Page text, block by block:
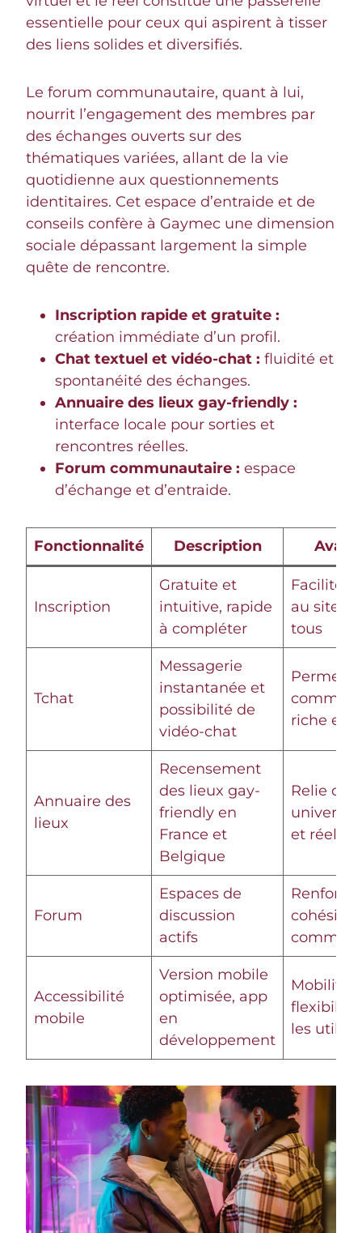
essentielle pour ceux qui aspirent à tisser
des liens solides et diversifiés.
Le forum communautaire, quant à lui,
nourrit l’engagement des membres par
des échanges ouverts sur des
thématiques variées, allant de la vie
quotidienne aux questionnements
identitaires. Cet espace d’entraide et de
conseils confère à Gaymec une dimension
sociale dépassant largement la simple
quête de rencontre.
Inscription rapide et gratuite :
création immédiate d’un profil.
Chat textuel et vidéo-chat : fluidité et
spontanéité des échanges.
Annuaire des lieux gay-friendly :
interface locale pour sorties et
rencontres réelles.
Forum communautaire : espace
d’échange et d’entraide.
Fonctionnalité Description
Inscription
Gratuite et
intuitive, rapide
à compléter
Facilite
au site
tous
Tchat
Messagerie
instantanée et
possibilité de
vidéo-chat
Permet
riche et
Annuaire des
lieux
Recensement
des lieux gay-
friendly en
France et
Belgique
Relie
univers :
et réel
Forum
Espaces de
discussion
actifs
Renforce
cohésion
Accessibilité
mobile
Version mobile
optimisée, app
en
développement
Mobilité
flexibilité
les